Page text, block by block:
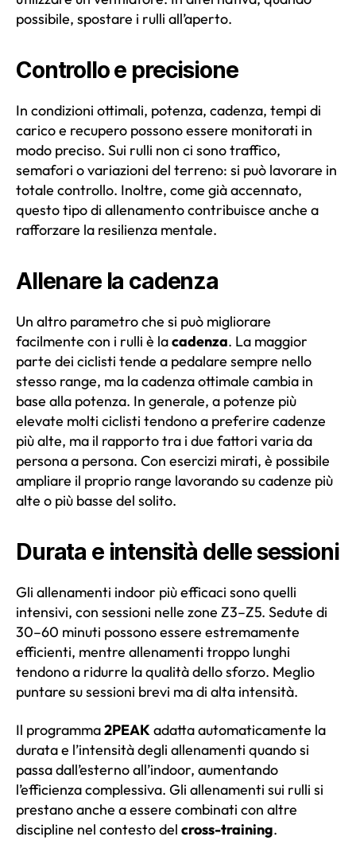
possibile, spostare i rulli all’aperto.
Controllo e precisione
In condizioni ottimali, potenza, cadenza, tempi di
carico e recupero possono essere monitorati in
modo preciso. Sui rulli non ci sono traffico,
semafori o variazioni del terreno: si può lavorare in
totale controllo. Inoltre, come già accennato,
questo tipo di allenamento contribuisce anche a
rafforzare la resilienza mentale.
Allenare la cadenza
Un altro parametro che si può migliorare
facilmente con i rulli è lacadenza. La maggior
parte dei ciclisti tende a pedalare sempre nello
stesso range, ma la cadenza ottimale cambia in
base alla potenza. In generale, a potenze più
elevate molti ciclisti tendono a preferire cadenze
più alte, ma il rapporto tra i due fattori varia da
persona a persona. Con esercizi mirati, è possibile
ampliare il proprio range lavorando su cadenze più
alte o più basse del solito.
Durata e intensità delle sessioni
Gli allenamenti indoor più efficaci sono quelli
intensivi, con sessioni nelle zone Z3–Z5. Sedute di
30–60 minuti possono essere estremamente
efficienti, mentre allenamenti troppo lunghi
tendono a ridurre la qualità dello sforzo. Meglio
puntare su sessioni brevi ma di alta intensità.
Il programma2PEAK adatta automaticamente la
durata e l’intensità degli allenamenti quando si
passa dall’esterno all’indoor, aumentando
l’efficienza complessiva. Gli allenamenti sui rulli si
prestano anche a essere combinati con altre
discipline nel contesto del cross-training.